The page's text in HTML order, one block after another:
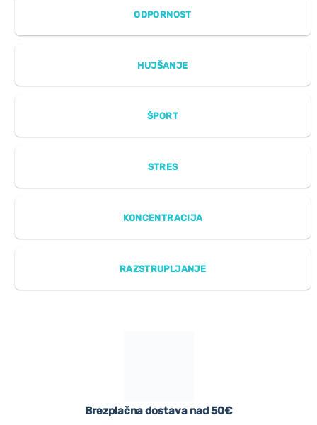
ODPORNOST
HUJŠANJE
ŠPORT
STRES
KONCENTRACIJA
RAZSTRUPLJANJE
Brezplačna dostava nad 50€